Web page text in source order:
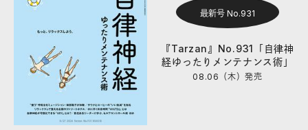
最新号 No.931
『Tarzan』No.931「自律神
経ゆったりメンテナンス術」
08.06（木）発売